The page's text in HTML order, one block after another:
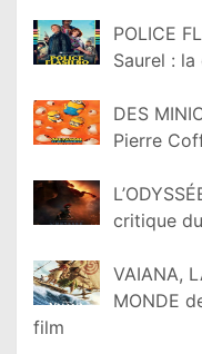
POLICE
Saurel :
DES
Pierre
critique
VAIANA,
MONDE
film